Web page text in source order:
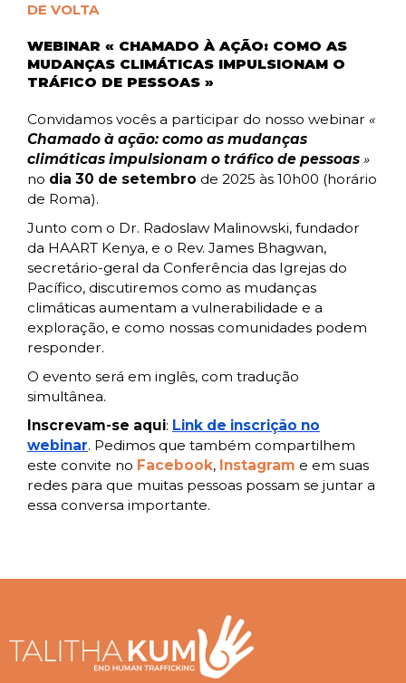
DE VOLTA
WEBINAR « CHAMADO À AÇÃO: COMO AS
MUDANÇAS CLIMÁTICAS IMPULSIONAM O
TRÁFICO DE PESSOAS »
Convidamos vocês a participar do nosso webinar «
Chamado à ação: como as mudanças
climáticas impulsionam o tráfico de pessoas »
no dia 30 de setembro de 2025 às 10h00 (horário
de Roma).
Junto com o Dr. Radoslaw Malinowski, fundador
da HAART Kenya, e o Rev. James Bhagwan,
secretário-geral da Conferência das Igrejas do
Pacífico, discutiremos como as mudanças
climáticas aumentam a vulnerabilidade e a
exploração, e como nossas comunidades podem
responder.
O evento será em inglês, com tradução
simultânea.
Inscrevam-se aqui: Link de inscrição no
webinar. Pedimos que também compartilhem
este convite no Facebook, Instagram e em suas
redes para que muitas pessoas possam se juntar a
essa conversa importante.